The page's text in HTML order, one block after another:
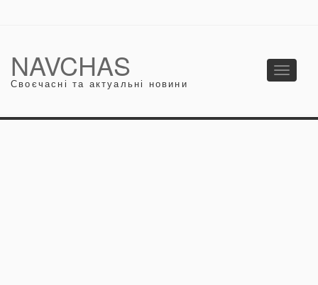
NAVCHAS
Своєчасні та актуальні новини
Toggle